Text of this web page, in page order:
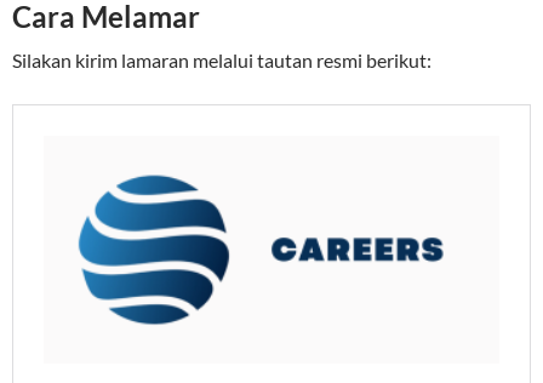
Cara Melamar
Silakan kirim lamaran melalui tautan resmi berikut: